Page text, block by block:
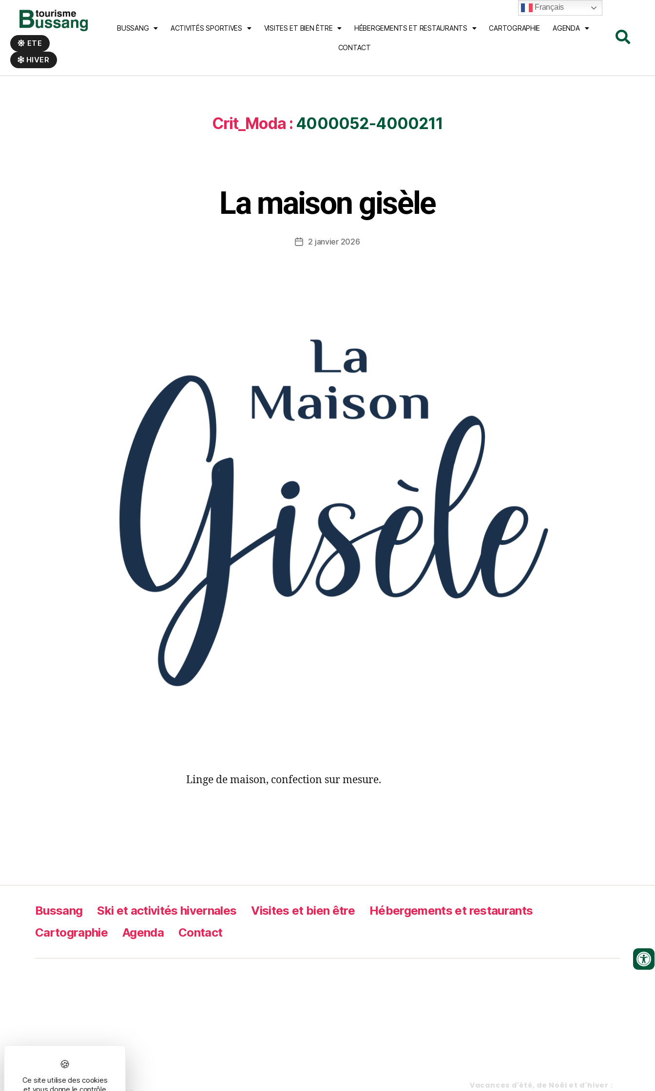
ETE
HIVER
BUSSANG ACTIVITÉS SPORTIVES VISITES ET BIEN ÊTRE HÉBERGEMENTS ET RESTAURANTS CARTOGRAPHIE AGENDA
CONTACT
Crit_Moda : 4000052-4000211
La maison gisèle
2 janvier 2026
Linge de maison, confection sur mesure.
Bussang Ski et activités hivernales Visites et bien être
Hébergements et restaurants
Cartographie
Agenda Contact
Vacances d'été, de Noël et d'hiver :
Français
Ce site utilise des cookies